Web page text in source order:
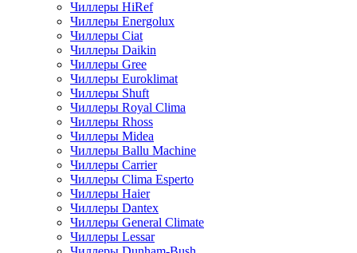
Чиллеры HiRef
Чиллеры Energolux
Чиллеры Ciat
Чиллеры Daikin
Чиллеры Gree
Чиллеры Euroklimat
Чиллеры Shuft
Чиллеры Royal Clima
Чиллеры Rhoss
Чиллеры Midea
Чиллеры Ballu Machine
Чиллеры Carrier
Чиллеры Clima Esperto
Чиллеры Haier
Чиллеры Dantex
Чиллеры General Climate
Чиллеры Lessar